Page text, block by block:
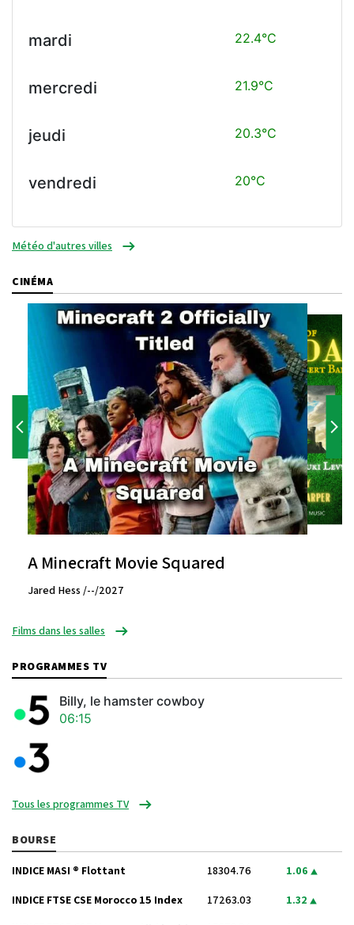
mardi 22.4°C
mercredi 21.9°C
jeudi 20.3°C
vendredi 20°C
Météo d'autres villes
CINÉMA
A Minecraft Movie Squared
Jared Hess /--/2027
Films dans les salles
PROGRAMMES TV
Billy, le hamster cowboy
06:15
Tous les programmes TV
BOURSE
INDICE MASI ® Flottant 18304.76 1.06
INDICE FTSE CSE Morocco 15 Index 17263.03 1.32